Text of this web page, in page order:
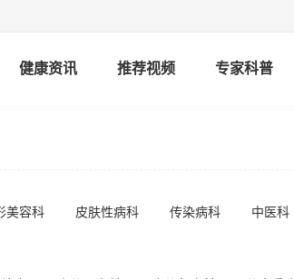
健康资讯 推荐视频 专家科普
美容科 皮肤性病科 传染病科 中医科